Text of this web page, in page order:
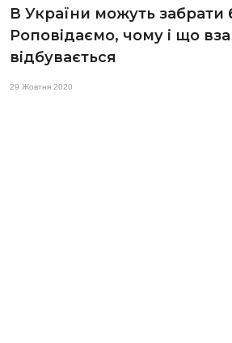
В України можуть забрати
Роповідаємо, чому і що
відбувається
29 Жовтня 2020